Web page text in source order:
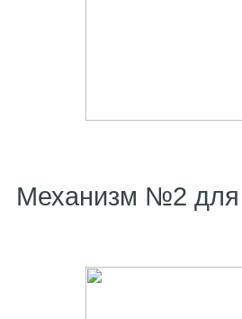
Механизм №2